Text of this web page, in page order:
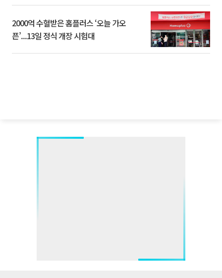
2000억 수혈받은 홈플러스 ‘오늘 가오
픈’...13일 정식 개장 시험대